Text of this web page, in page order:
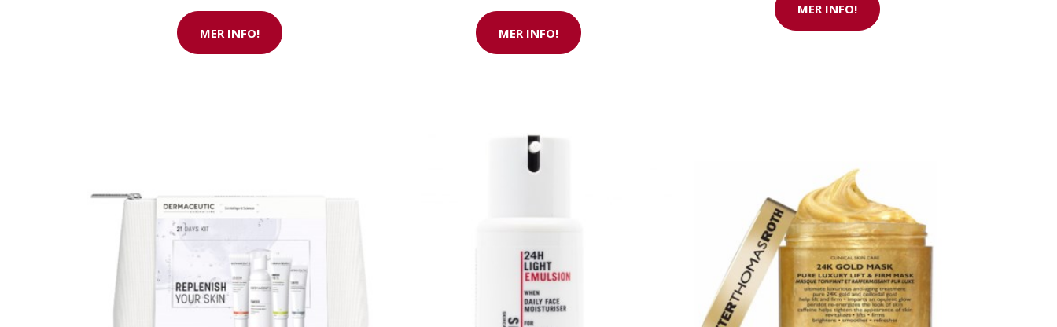
MER INFO! MER INFO!
MER INFO!